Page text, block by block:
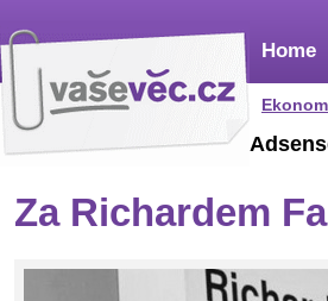
Home
Za Richardem